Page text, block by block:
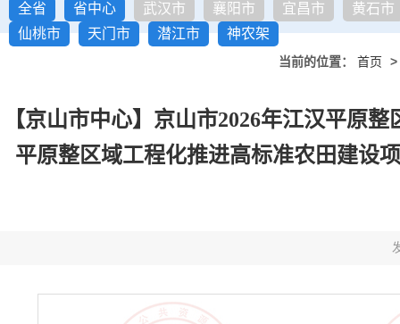
全省 省中心 武汉市 襄阳市 宜昌市
黄石市
仙桃市
天门市 潜江市 神农架
当前的位置： 首页 >
【京山市中心】京山市2026年江汉平原
平原整区域工程化推进高标准农田建设